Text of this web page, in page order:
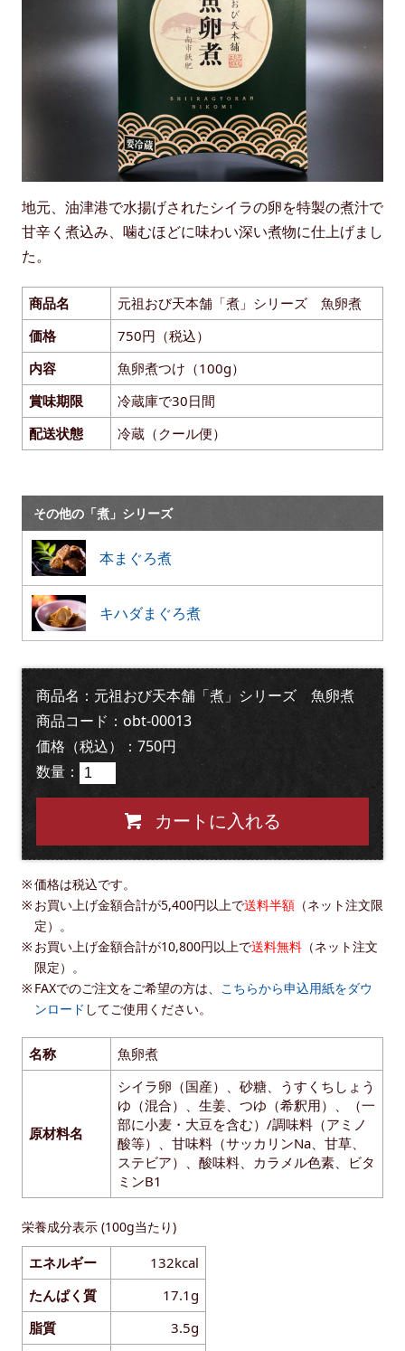
地元、油津港で水揚げされたシイラの卵を特製の煮汁で
甘辛く煮込み、噛むほどに味わい深い煮物に仕上げまし
た。
商品名
元祖おび天本舗「煮」シリーズ 魚卵煮
価格
750円（税込）
内容
魚卵煮つけ（100g）
賞味期限
冷蔵庫で30日間
配送状態
冷蔵（クール便）
その他の「煮」シリーズ
本まぐろ煮
キハダまぐろ煮
商品名：元祖おび天本舗「煮」シリーズ 魚卵煮
商品コード：obt-00013
価格（税込）：750円
数量：
カートに入れる
価格は税込です。
お買い上げ金額合計が5,400円以上で送料半額 （ネット注文限
定）。
お買い上げ金額合計が10,800円以上で送料無料 （ネット注文
限定）。
FAXでのご注文をご希望の方は、
こちらから申込用紙をダウ
ンロード してご使用ください。
名称 魚卵煮
原材料名
シイラ卵（国産）、砂糖、うすくちしょう
ゆ（混合）、生姜、つゆ（希釈用）、（一
部に小麦・大豆を含む）/調味料（アミノ
酸等）、甘味料（サッカリンNa、甘草、
ステビア）、酸味料、カラメル色素、ビタ
ミンB1
栄養成分表示 (100g当たり)
エネルギー
132kcal
たんぱく質
17.1g
脂質
3.5g